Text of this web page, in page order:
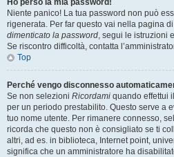
Ho perso la mia password!
Niente panico! La tua password non può
rigenerata. Per far questo vai nella pagina
dimenticato la password, segui le istruzioni
Se riscontro difficoltà, contatta
Top
Perché vengo disconnesso
Se non selezioni Ricordami quando effettui
per un periodo prestabilito. Questo serve a
tuo nome utente. Per rimanere connesso,
ricorda che questo non è consigliato se ti
altri, ad es. in biblioteca, Internet point,
significa che un amministratore ha